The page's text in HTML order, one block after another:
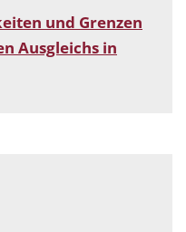
und Grenzen
Ausgleichs in